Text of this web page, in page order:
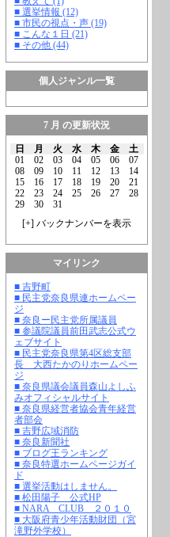
■ 選挙情報 (12)
■ 市民の視点・声 (19)
■ こんな１日 (21)
■ その他 (44)
個人ジャンル一覧
7 月 の更新状況
日 月 火 水 木 金
土
01
02 03 04 05 06
07
08
09 10 11 12 13
14
15
16 17 18 19 20
21
22
23 24 25 26 27
28
29
30
31
[+] バックナンバーを表示
マイリンク
■ 吉野町
■ 民主党奈良県連ホームペー
ジ
■ 奈良ー民主党所属議員
■ 参議院議員前田武志公式ウ
ェブサイト
■ 民主党奈良県第4区総支部
長 大西たかのりホームペー
ジ
■ 奈良県議会議員森山よしふ
みオフィシャルサイト
■ 奈良県経営者協会青年経営
者部会
■ 吉野広域消防
■ 奈良新聞社
■ ブログ王ランキング
■ 奈良特選ホームページガイ
ド
■ 選挙活動はしません。
■ 松田陽子 公式HP
■ NARA CLUB ２０１０
■ 大阪府青少年活動財団（宮
滝野外学校）